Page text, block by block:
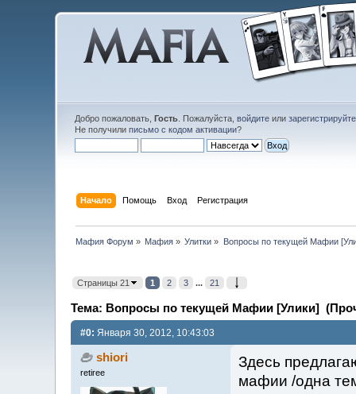
Добро пожаловать, Гость. Пожалуйста, войдитеили
Не получили письмо с кодом активации?
Начало Помощь Вход Регистрация
Мафия Форум » Мафия » Улитки » Вопросы по текущей Мафии
Страницы 21 1 2 3 ... 21
Тема: Вопросы по текущей Мафии [Улики]
#0: Января 30, 2012, 10:43:03
shiori
retiree
Здесь
мафии /одна